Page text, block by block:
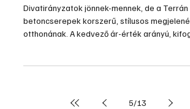
Divatirányzatok jönnek-mennek, de a
betoncserepek korszerű, stílusos
otthonának. A kedvező ár-érték arányú,
5/13